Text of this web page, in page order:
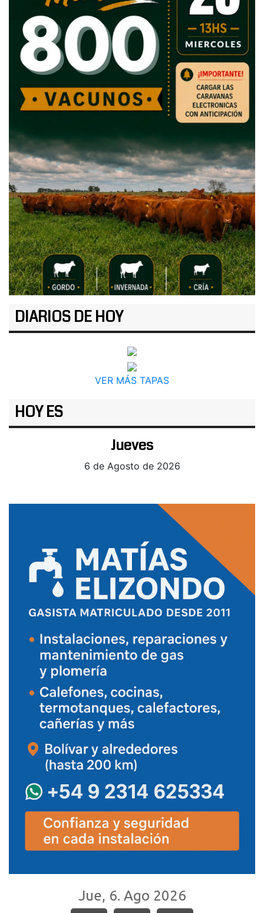
DIARIOS DE HOY
VER MÁS TAPAS
HOY ES
Jueves
6 de Agosto de 2026